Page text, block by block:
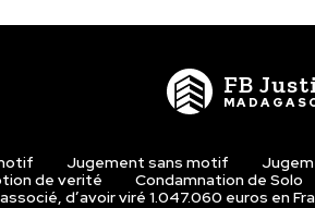
FB
Jugement sans motif
de verité Condamnation de Solo
d’avoir viré 1.047.060 euros en